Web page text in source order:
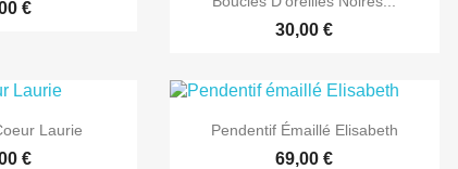
€
30,00 €
rapide
Laurie
€
 Aperçu rapide
Pendentif Émaillé Elisabeth
69,00 €